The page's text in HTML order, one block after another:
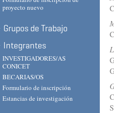
proyecto nuevo
Grupos de Trabajo
Integrantes
INVESTIGADORES/AS
CONICET
BECARIAS/OS
Formulario de inscripción
Estancias de investigación